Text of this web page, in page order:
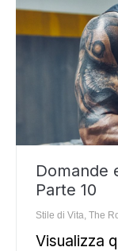
Domande
Parte 10
Stile di Vita The
Visualizza